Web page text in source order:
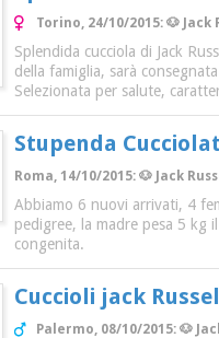
Torino, 24/10/2015: 🐶
Splendida cucciola di Jack
della famiglia, sarà
Selezionata per salute,
Stupenda
Roma, 14/10/2015: 🐶 Jack
Abbiamo 6 nuovi arrivati, 4
pedigree, la madre pesa 5
congenita.
Cuccioli jack
Palermo, 08/10/2015: 🐶